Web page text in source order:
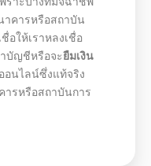
คารหรือสถาบัน
อให้เราหลงเชื่อ
บัญชีหรือจะยืมเงิน
อนไลน์ซึ่งแท้จริง
รหรือสถาบันการ